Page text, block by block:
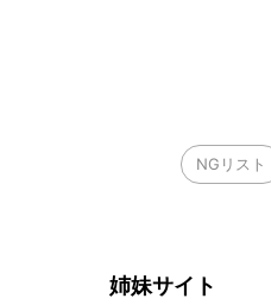
NGリスト
姉妹サイト